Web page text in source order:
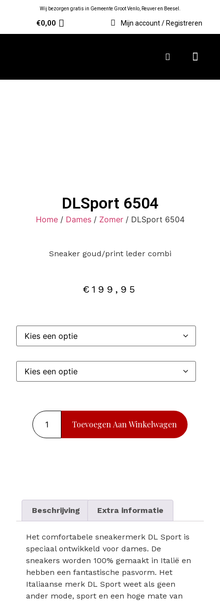
Wij bezorgen gratis in Gemeente Groot Venlo, Reuver en Beesel.
€0,00 Mijn account / Registreren
DLSport 6504
Home/ Dames/ Zomer/ DLSport 6504
Sneaker goud/print leder combi
€ 199,95
Toevoegen Aan Winkelwagen
Beschrijving Extra informatie
Het comfortabele sneakermerk DL Sport is
speciaal ontwikkeld voor dames. De
sneakers worden 100% gemaakt in Italië en
hebben een fantastische pasvorm. Het
Italiaanse merk DL Sport weet als geen
ander mode, sport en een hoge mate van